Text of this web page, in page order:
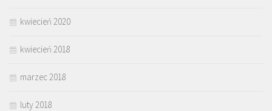
kwiecień 2020
kwiecień 2018
marzec 2018
luty 2018